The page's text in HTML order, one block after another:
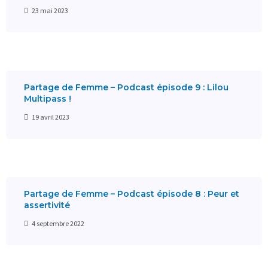
23 mai 2023
Partage de Femme – Podcast épisode 9 : Lilou
Multipass !
19 avril 2023
Partage de Femme – Podcast épisode 8 : Peur et
assertivité
4 septembre 2022